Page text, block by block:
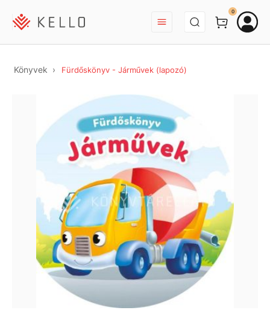
BEJELENTKEZÉS
0
Könyvek Fürdőskönyv - Járművek (lapozó)